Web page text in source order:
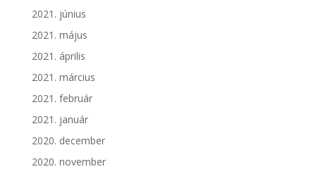
2021. június
2021. május
2021. április
2021. március
2021. február
2021. január
2020. december
2020. november